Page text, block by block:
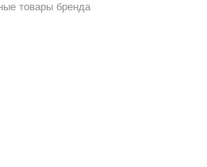
товары бренда